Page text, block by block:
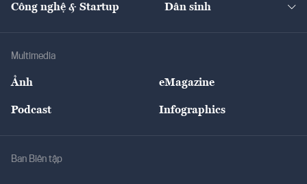
Tư vấn Nông sản
Giải trí
Công nghệ & Startup Dân sinh
Multimedia
Ảnh eMagazine
Podcast Infographics
Ban Biên tập